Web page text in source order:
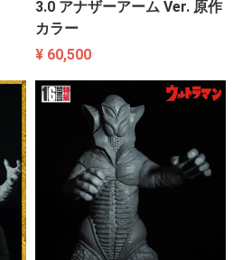
3.0 アナザーアーム Ver. 原作
カラー
¥ 60,500